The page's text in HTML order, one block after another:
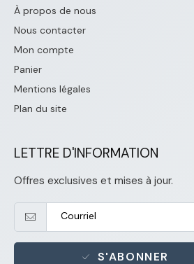
À propos de nous
Nous contacter
Mon compte
Panier
Mentions légales
Plan du site
LETTRE D'INFORMATION
Offres exclusives et mises à jour.
S'ABONNER